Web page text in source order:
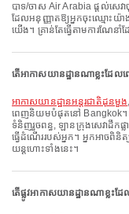
បាទ/ចាស Air Arabia ផ្តល់សេវាចុះឈ្មោះតាមអ៊ីនធឺណិតសម្រាប់ជើងហោះហើរពី Bangkok
ដែលអនុញ្ញាតឱ្យអ្នកចុះឈ្មោះយ៉
យើង។ គ្រាន់តែធ្វើតាមការណែន
តើអាកាសយានដ្ឋានណាខ្លះដ
អាកាសយានដ្ឋានអន្តរជាតិដុនមួង,
ពេញនិយមបំផុតនៅ Bangkok។
ទំនិញរួចពន្ធ, ឡានក្រុងសេវាដឹក
ធ្វើដំណើររបស់អ្នក។ អ្នកអាចពិ
យន្តហោះទាំងនេះ។
តើផ្លូវអាកាសយានដ្ឋានណាខ្ល